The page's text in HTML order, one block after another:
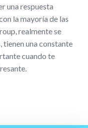
una respuesta
la mayoría de las
realmente se
tienen una constante
cuando te